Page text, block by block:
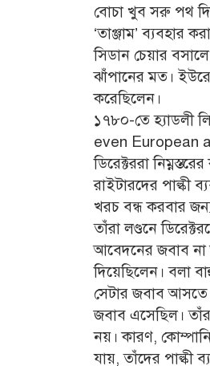
বোচা খুব সরু পথ
‘তাঞ্জাম’ ব্যবহার
সিডান চেয়ার
ঝাঁপানের মত।
করেছিলেন।
১৭৮০-তে হ্যাডলী
even European
ডিরেক্টররা
রাইটারদের পাল্কী
খরচ বন্ধ করবার
তাঁরা লণ্ডনে
আবেদনের জবাব না
দিয়েছিলেন। বলা
সেটার জবাব
জবাব এসেছিল।
নয়। কারণ,
যায়, তাঁদের পাল্কী